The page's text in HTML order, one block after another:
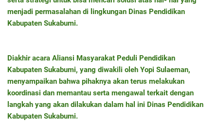
menjadi permasalahan di lingkungan Dinas Pendidikan
Kabupaten Sukabumi.
Diakhir acara Aliansi Masyarakat Peduli Pendidikan
Kabupaten Sukabumi, yang diwakili oleh Yopi Sulaeman,
menyampaikan bahwa pihaknya akan terus melakukan
koordinasi dan memantau serta mengawal terkait dengan
langkah yang akan dilakukan dalam hal ini Dinas Pendidikan
Kabupaten Sukabumi.